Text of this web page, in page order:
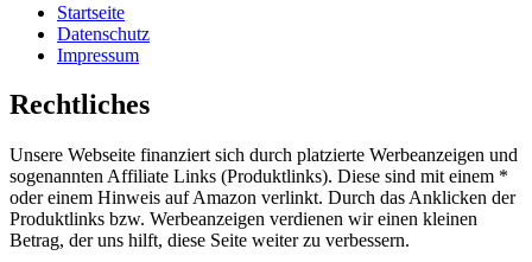
Startseite
Datenschutz
Impressum
Rechtliches
Unsere Webseite finanziert sich durch platzierte Werbeanzeigen und
sogenannten Affiliate Links (Produktlinks). Diese sind mit einem *
oder einem Hinweis auf Amazon verlinkt. Durch das Anklicken der
Produktlinks bzw. Werbeanzeigen verdienen wir einen kleinen
Betrag, der uns hilft, diese Seite weiter zu verbessern.